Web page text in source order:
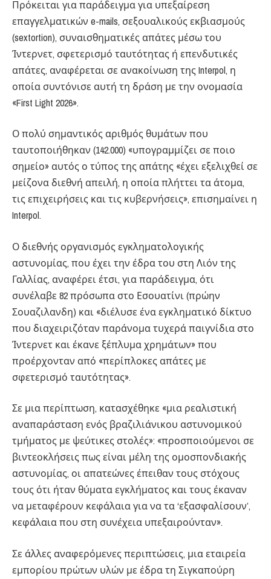
Πρόκειται για παράδειγμα για υπεξαίρεση
επαγγελματικών e-mails, σεξουαλικούς εκβιασμούς
(sextortion), συναισθηματικές απάτες μέσω του
Ίντερνετ, σφετερισμό ταυτότητας ή επενδυτικές
απάτες, αναφέρεται σε ανακοίνωση της Interpol, η
οποία συντόνισε αυτή τη δράση με την ονομασία
«First Light 2026».
Ο πολύ σημαντικός αριθμός θυμάτων που
ταυτοποιήθηκαν (142.000) «υπογραμμίζει σε ποιο
σημείο» αυτός ο τύπος της απάτης «έχει εξελιχθεί σε
μείζονα διεθνή απειλή, η οποία πλήττει τα άτομα,
τις επιχειρήσεις και τις κυβερνήσεις», επισημαίνει η
Interpol.
Ο διεθνής οργανισμός εγκληματολογικής
αστυνομίας, που έχει την έδρα του στη Λιόν της
Γαλλίας, αναφέρει έτσι, για παράδειγμα, ότι
συνέλαβε 82 πρόσωπα στο Εσουατίνι (πρώην
Σουαζιλανδη) και «διέλυσε ένα εγκληματικό δίκτυο
που διαχειριζόταν παράνομα τυχερά παιγνίδια στο
Ίντερνετ και έκανε ξέπλυμα χρημάτων» που
προέρχονταν από «περίπλοκες απάτες με
σφετερισμό ταυτότητας».
Σε μια περίπτωση, κατασχέθηκε «μια ρεαλιστική
αναπαράσταση ενός βραζιλιάνικου αστυνομικού
τμήματος με ψεύτικες στολές»: «προσποιούμενοι σε
βιντεοκλήσεις πως είναι μέλη της ομοσπονδιακής
αστυνομίας, οι απατεώνες έπειθαν τους στόχους
τους ότι ήταν θύματα εγκλήματος και τους έκαναν
να μεταφέρουν κεφάλαια για να τα ‘εξασφαλίσουν’,
κεφάλαια που στη συνέχεια υπεξαιρούνταν».
Σε άλλες αναφερόμενες περιπτώσεις, μια εταιρεία
εμπορίου πρώτων υλών με έδρα τη Σιγκαπούρη